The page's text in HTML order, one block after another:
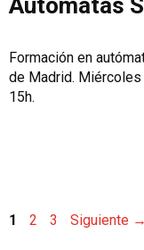
Formación en
de Madrid. Miércoles
15h.
Página
1 Página
2 Página
3 Siguiente →